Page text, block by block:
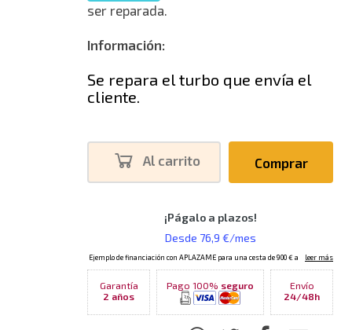
ser reparada.
Información:
Se repara el turbo que envía el
cliente.
Al carrito Comprar
Garantía
2 años
Pago 100% seguro
Envío
24/48h